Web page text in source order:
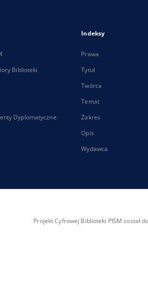
Biblioteki
Dyplomatyczne
Indeksy
Prawa
Tytuł
Twórca
Temat
Zakres
Opis
Wydawca
Projekt Cyfrowej Biblioteki PISM został